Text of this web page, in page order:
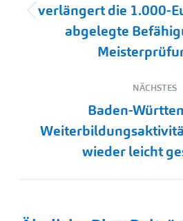
verlängert die 1.000-
abgelegte
NÄCHSTES
Baden-
wieder leicht